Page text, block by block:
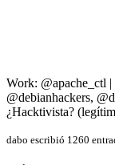
Work: @apache_ctl
@debianhackers,
¿Hacktivista?
dabo escribió 1260